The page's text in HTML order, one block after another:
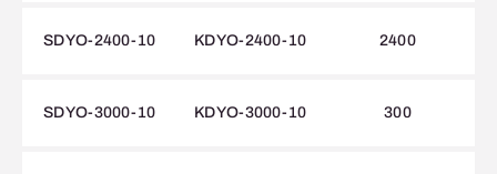
SDYO-2400-10 KDYO-2400-10 2400
SDYO-3000-10 KDYO-3000-10 300